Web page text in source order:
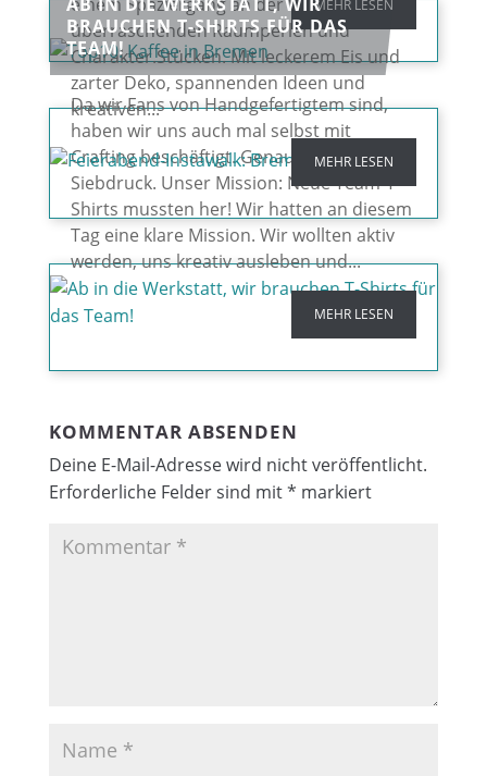
MEHR LESEN
überraschenden Raumperlen und
Charakter.Stücken. Mit leckerem Eis und
zarter Deko, spannenden Ideen und
kreativen...
MEHR LESEN
BRAUCHEN T-SHIRTS FÜR DAS
TEAM!
Da wir Fans von Handgefertigtem sind,
haben wir uns auch mal selbst mit
Crafting beschäftigt. Genauer gesagt: mit
Siebdruck. Unser Mission: Neue Team-T-
Shirts mussten her! Wir hatten an diesem
Tag eine klare Mission. Wir wollten aktiv
werden, uns kreativ ausleben und...
MEHR LESEN
KOMMENTAR ABSENDEN
Deine E-Mail-Adresse wird nicht veröffentlicht.
Erforderliche Felder sind mit* markiert